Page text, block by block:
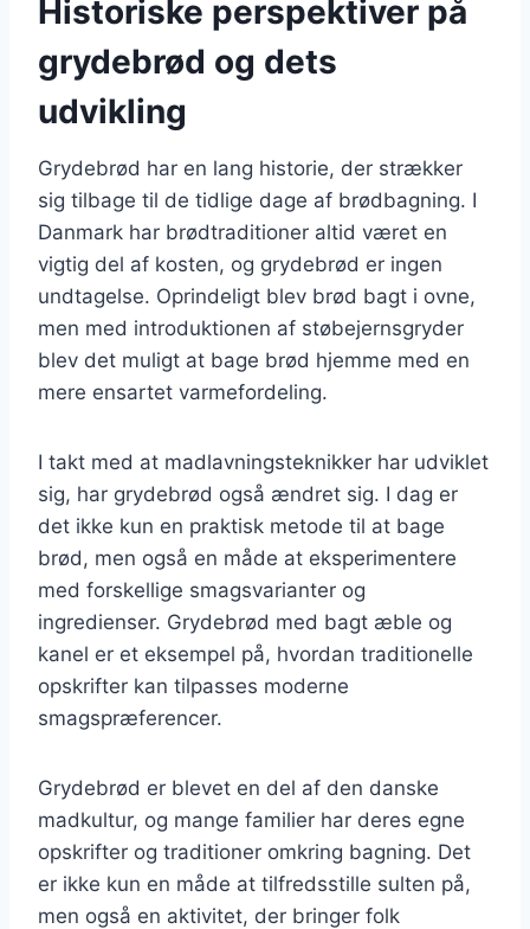
Historiske perspektiver på
grydebrød og dets
udvikling
Grydebrød har en lang historie, der strækker
sig tilbage til de tidlige dage af brødbagning. I
Danmark har brødtraditioner altid været en
vigtig del af kosten, og grydebrød er ingen
undtagelse. Oprindeligt blev brød bagt i ovne,
men med introduktionen af støbejernsgryder
blev det muligt at bage brød hjemme med en
mere ensartet varmefordeling.
I takt med at madlavningsteknikker har udviklet
sig, har grydebrød også ændret sig. I dag er
det ikke kun en praktisk metode til at bage
brød, men også en måde at eksperimentere
med forskellige smagsvarianter og
ingredienser. Grydebrød med bagt æble og
kanel er et eksempel på, hvordan traditionelle
opskrifter kan tilpasses moderne
smagspræferencer.
Grydebrød er blevet en del af den danske
madkultur, og mange familier har deres egne
opskrifter og traditioner omkring bagning. Det
er ikke kun en måde at tilfredsstille sulten på,
men også en aktivitet, der bringer folk